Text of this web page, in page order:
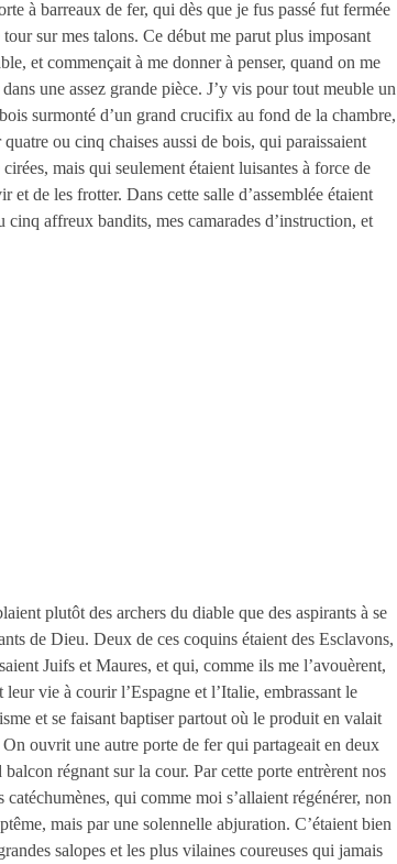
à barreaux de fer, qui dès que je fus passé fut fermée
sur mes talons. Ce début me parut plus imposant
et commençait à me donner à penser, quand on me
une assez grande pièce. J’y vis pour tout meuble un
surmonté d’un grand crucifix au fond de la chambre,
quatre ou cinq chaises aussi de bois, qui paraissaient
mais qui seulement étaient luisantes à force de
et de les frotter. Dans cette salle d’assemblée étaient
cinq affreux bandits, mes camarades d’instruction, et
plutôt des archers du diable que des aspirants à se
de Dieu. Deux de ces coquins étaient des Esclavons,
Juifs et Maures, et qui, comme ils me l’avouèrent,
leur vie à courir l’Espagne et l’Italie, embrassant le
et se faisant baptiser partout où le produit en valait
ouvrit une autre porte de fer qui partageait en deux
balcon régnant sur la cour. Par cette porte entrèrent nos
catéchumènes, qui comme moi s’allaient régénérer, non
mais par une solennelle abjuration. C’étaient bien
salopes et les plus vilaines coureuses qui jamais